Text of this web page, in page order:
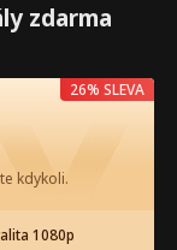
zdarma
kdykoli.
1080p
26% SLEVA